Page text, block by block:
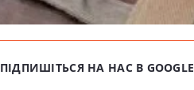
ПІДПИШІТЬСЯ НА НАС В GOOGLE